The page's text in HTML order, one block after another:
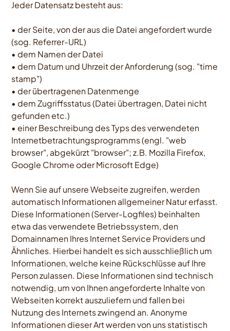
Jeder Datensatz besteht aus:
• der Seite, von der aus die Datei angefordert wurde
(sog. Referrer-URL)
• dem Namen der Datei
• dem Datum und Uhrzeit der Anforderung (sog. "time
stamp")
• der übertragenen Datenmenge
• dem Zugriffsstatus (Datei übertragen, Datei nicht
gefunden etc.)
• einer Beschreibung des Typs des verwendeten
Internetbetrachtungsprogramms (engl. "web
browser", abgekürzt "browser"; z.B. Mozilla Firefox,
Google Chrome oder Microsoft Edge)
Wenn Sie auf unsere Webseite zugreifen, werden
automatisch Informationen allgemeiner Natur erfasst.
Diese Informationen (Server-Logfiles) beinhalten
etwa das verwendete Betriebssystem, den
Domainnamen Ihres Internet Service Providers und
Ähnliches. Hierbei handelt es sich ausschließlich um
Informationen, welche keine Rückschlüsse auf Ihre
Person zulassen. Diese Informationen sind technisch
notwendig, um von Ihnen angeforderte Inhalte von
Webseiten korrekt auszuliefern und fallen bei
Nutzung des Internets zwingend an. Anonyme
Informationen dieser Art werden von uns statistisch